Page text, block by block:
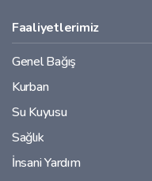
Faaliyetlerimiz
Genel Bağış
Kurban
Su Kuyusu
Sağlık
İnsani Yardım